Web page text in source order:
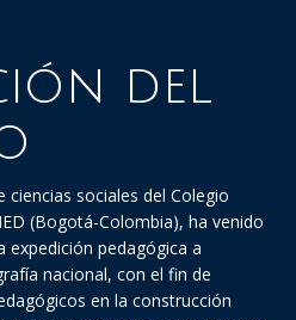
del
ciencias sociales del Colegio
(Bogotá-Colombia), ha venido
expedición pedagógica a
nacional, con el fin de
en la construcción